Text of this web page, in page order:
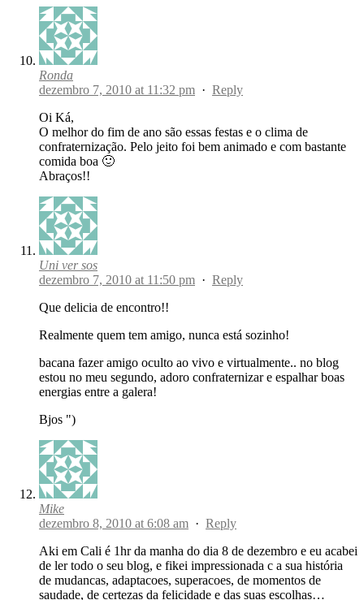
Ronda
dezembro 7, 2010 at 11:32 pm · Reply
Oi Ká,
O melhor do fim de ano são essas festas e o clima de
confraternização. Pelo jeito foi bem animado e com bastante
comida boa 🙂
Abraços!!
Uni ver sos
dezembro 7, 2010 at 11:50 pm · Reply
Que delicia de encontro!!
Realmente quem tem amigo, nunca está sozinho!
bacana fazer amigo oculto ao vivo e virtualmente.. no blog
estou no meu segundo, adoro confraternizar e espalhar boas
energias entre a galera!
Bjos ")
Mike
dezembro 8, 2010 at 6:08 am · Reply
Aki em Cali é 1hr da manha do dia 8 de dezembro e eu acabei
de ler todo o seu blog, e fikei impressionada c a sua história
de mudancas, adaptacoes, superacoes, de momentos de
saudade, de certezas da felicidade e das suas escolhas…